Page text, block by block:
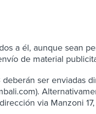
él, aunque sean
de material
ser enviadas
via Manzoni